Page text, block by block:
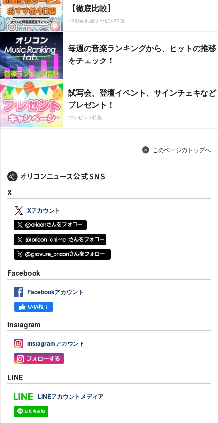
【徹底比較】
CS動画配信サービス20選
毎週の音楽ランキングから、ヒットの推移
をチェック！
試写会、登壇イベント、サインチェキなど
プレゼント！
プレゼント特集
このページのトップへ
X
Xアカウント
Facebook
Facebookアカウント
Instagram
Instagramアカウント
LINE
LINEアカウントメディア